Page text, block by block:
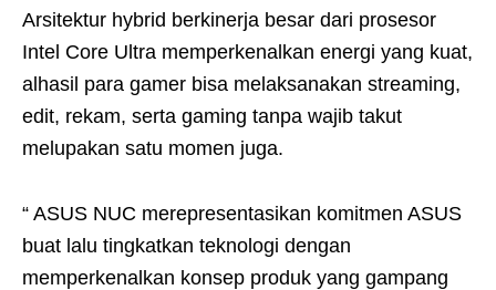
Arsitektur hybrid berkinerja besar dari prosesor
Intel Core Ultra memperkenalkan energi yang kuat,
alhasil para gamer bisa melaksanakan streaming,
edit, rekam, serta gaming tanpa wajib takut
melupakan satu momen juga.
“ ASUS NUC merepresentasikan komitmen ASUS
buat lalu tingkatkan teknologi dengan
memperkenalkan konsep produk yang gampang